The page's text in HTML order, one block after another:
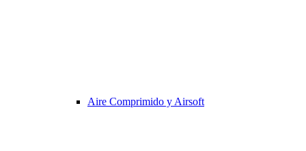
Aire Comprimido y Airsoft